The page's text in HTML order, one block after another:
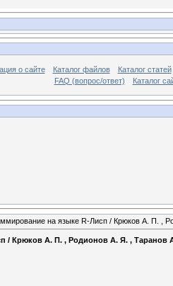
о сайте Каталог файлов
Каталог статей
FAQ (вопрос/ответ)
Каталог
на языке R-Лисп / Крюков А. П. ,
/ Крюков А. П. , Родионов А. Я. ,